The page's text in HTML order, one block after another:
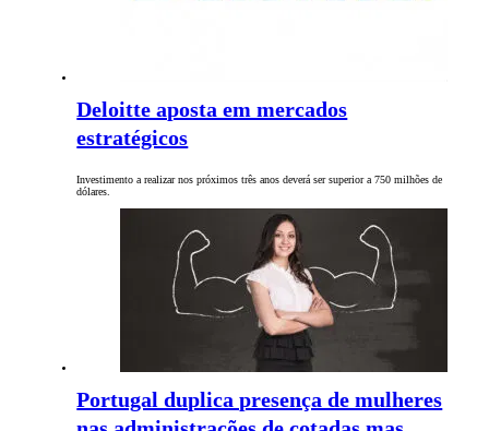
Deloitte aposta em mercados
estratégicos
Investimento a realizar nos próximos três anos deverá ser superior a 750 milhões de
dólares.
Portugal duplica presença de mulheres